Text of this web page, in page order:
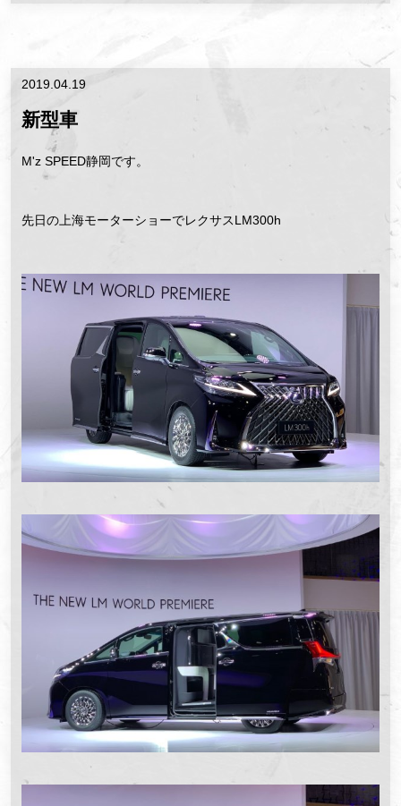
2019.04.19
新型車
M'z SPEED静岡です。
先日の上海モーターショーでレクサスLM300h